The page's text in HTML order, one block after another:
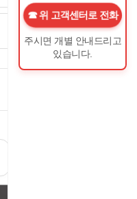
위 고객센터로 전화
주시면 개별 안내드리고
있습니다.